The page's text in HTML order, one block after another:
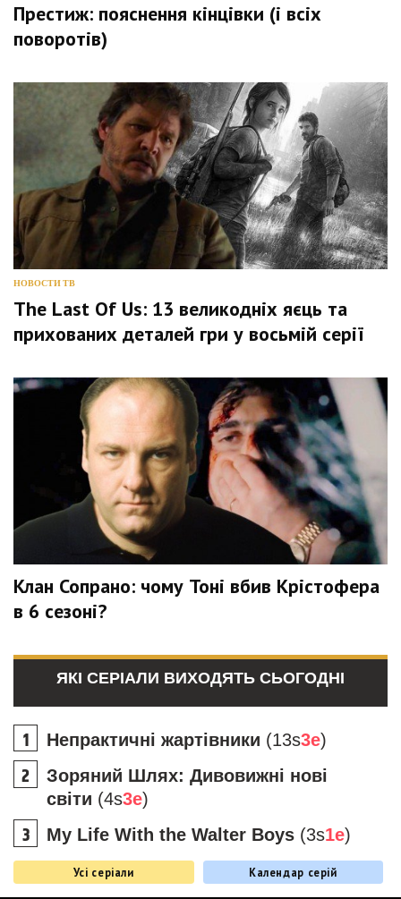
Престиж: пояснення кінцівки (і всіх
поворотів)
НОВОСТИ ТВ
The Last Of Us: 13 великодніх яєць та
прихованих деталей гри у восьмій серії
Клан Сопрано: чому Тоні вбив Крістофера
в 6 сезоні?
ЯКІ СЕРІАЛИ ВИХОДЯТЬ СЬОГОДНІ
Непрактичні жартівники (13s3e)
Зоряний Шлях: Дивовижні нові
світи (4s3e)
My Life With the Walter Boys (3s1e)
Усі серіали Календар серій